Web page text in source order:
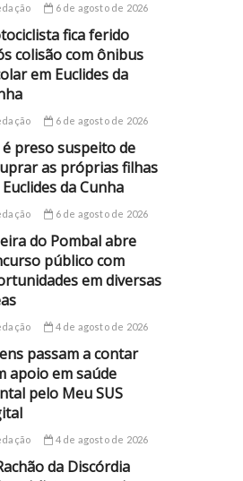
6 de agosto de 2026
fica ferido
colisão com ônibus
em Euclides da
6 de agosto de 2026
é preso suspeito de
as próprias filhas
da Cunha
6 de agosto de 2026
do Pombal abre
público com
em diversas
4 de agosto de 2026
passam a contar
apoio em saúde
pelo Meu SUS
4 de agosto de 2026
da Discórdia